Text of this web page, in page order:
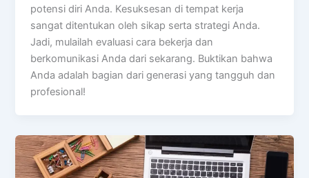
potensi diri Anda. Kesuksesan di tempat kerja
sangat ditentukan oleh sikap serta strategi Anda.
Jadi, mulailah evaluasi cara bekerja dan
berkomunikasi Anda dari sekarang. Buktikan bahwa
Anda adalah bagian dari generasi yang tangguh dan
profesional!